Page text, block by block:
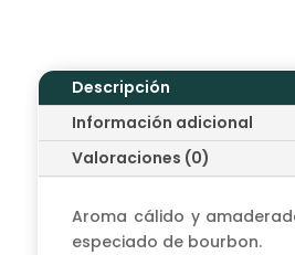
Descripción
Información adicional
Valoraciones (0)
Aroma cálido y
especiado de bourbon.